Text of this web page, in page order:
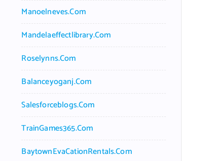
Manoelneves.com
Mandelaeffectlibrary.com
Roselynns.com
Balanceyoganj.com
Salesforceblogs.com
TrainGames365.com
BaytownEvaCationRentals.com